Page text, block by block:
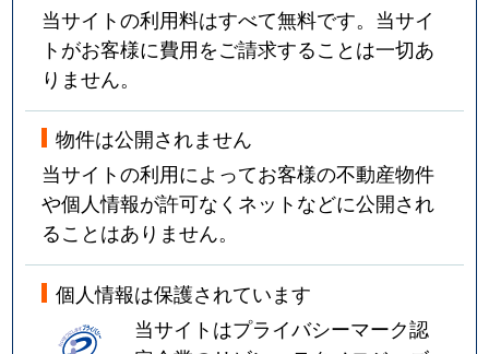
当サイトの利用料はすべて無料です。当サイ
トがお客様に費用をご請求することは一切あ
りません。
物件は公開されません
当サイトの利用によってお客様の不動産物件
や個人情報が許可なくネットなどに公開され
ることはありません。
個人情報は保護されています
当サイトはプライバシーマーク認